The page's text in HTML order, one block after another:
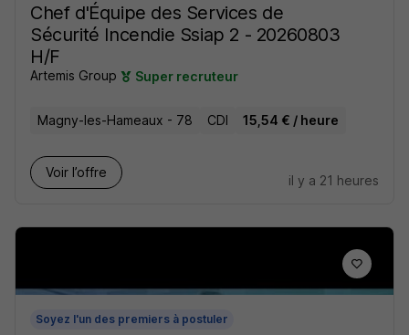
Chef d'Équipe des Services de
Sécurité Incendie Ssiap 2 - 20260803
H/F
Artemis Group Super recruteur
Magny-les-Hameaux - 78 CDI 15,54 € / heure
Voir l’offre
il y a 21 heures
Soyez l'un des premiers à postuler